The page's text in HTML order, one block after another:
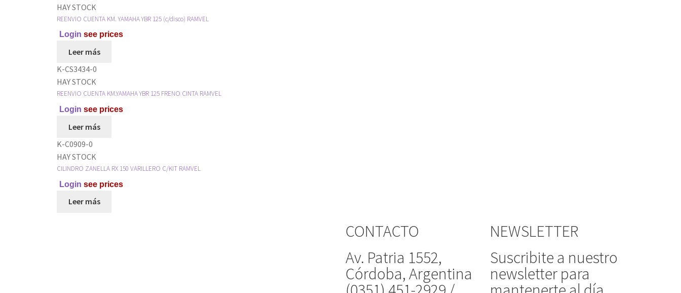
HAY STOCK
REENVIO CUENTA KM. YAMAHA YBR 125 (c/disco) RAMVEL
Login see prices
Leer más
K-CS3434-0
HAY STOCK
REENVIO CUENTA KM.YAMAHA YBR 125 FRENO CINTA RAMVEL
Login see prices
Leer más
K-C0909-0
HAY STOCK
CILINDRO ZANELLA RX 150 VARILLERO C/KIT RAMVEL
Login see prices
Leer más
CONTACTO
Av. Patria 1552,
Córdoba, Argentina
NEWSLETTER
Suscribite a nuestro
newsletter para